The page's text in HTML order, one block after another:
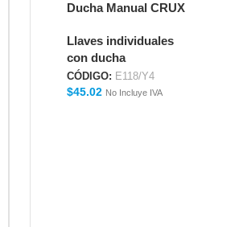
Ducha Manual CRUX
Llaves individuales
con ducha
CÓDIGO: E118/Y4
$45.02 No Incluye IVA